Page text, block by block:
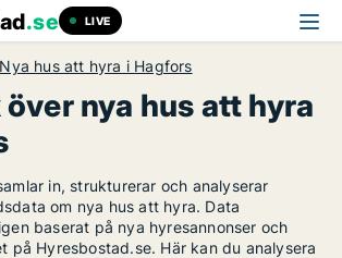
.se LIVE
Nya hus att hyra i Hagfors
nya hus att hyra
in, strukturerar och analyserar
om nya hus att hyra. Data
baserat på nya hyresannonser och
på Hyresbostad.se. Här kan du analysera